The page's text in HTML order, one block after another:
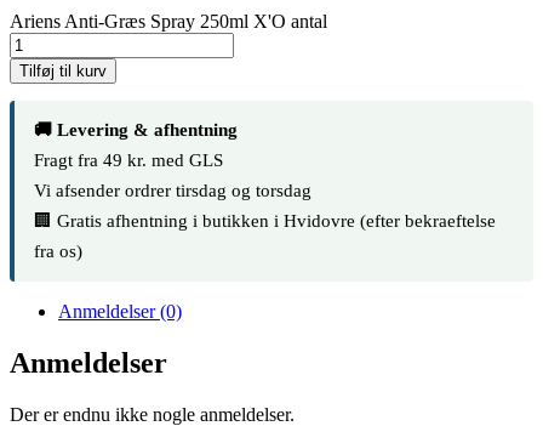
Ariens Anti-Græs Spray 250ml X'O antal
Tilføj til kurv
🚚 Levering & afhentning
Fragt fra 49 kr. med GLS
Vi afsender ordrer tirsdag og torsdag
🏢 Gratis afhentning i butikken i Hvidovre (efter bekraeftelse
fra os)
Anmeldelser (0)
Anmeldelser
Der er endnu ikke nogle anmeldelser.